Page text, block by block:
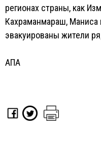
регионах страны, как
Кахраманмараш, Маниса
эвакуированы жители
АПА